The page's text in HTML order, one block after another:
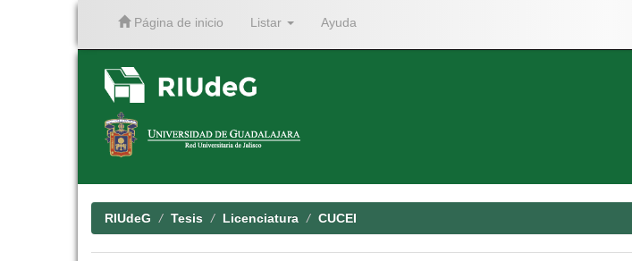
Página de inicio Listar Ayuda
RIUdeG Tesis Licenciatura CUCEI